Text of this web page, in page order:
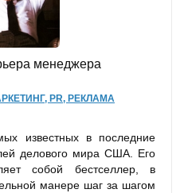
менеджера
PR, РЕКЛАМА
известных в последние
делового мира США. Его
собой бестселлер, в
манере шаг за шагом